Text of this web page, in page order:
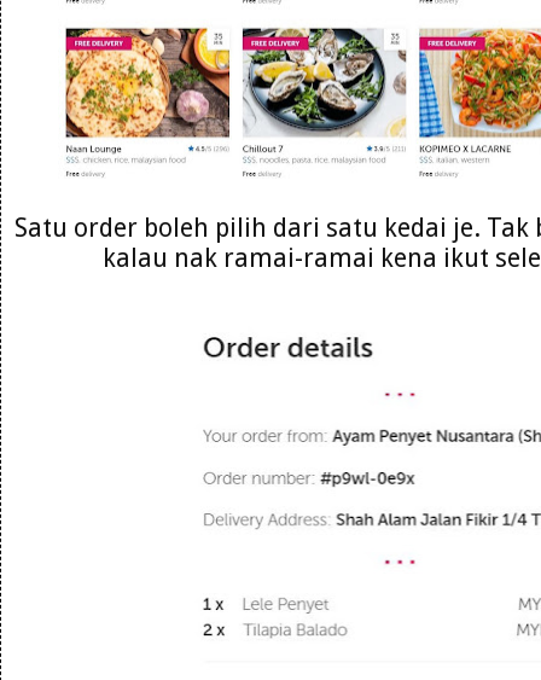
Satu order boleh pilih dari satu kedai je. Tak
kalau nak ramai-ramai kena ikut